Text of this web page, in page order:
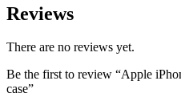
Reviews
There are no reviews yet.
Be the first to review “Apple
case”